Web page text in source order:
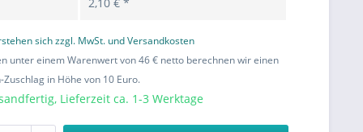
sich zzgl. MwSt. und Versandkosten
unter einem Warenwert von 46 € netto berechnen wir einen
in Höhe von 10 Euro.
Lieferzeit ca. 1-3 Werktage